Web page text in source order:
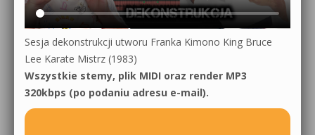
Sesja dekonstrukcji utworu Franka Kimono King Bruce
Lee Karate Mistrz (1983)
Wszystkie stemy, plik MIDI oraz render MP3
320kbps (po podaniu adresu e-mail).